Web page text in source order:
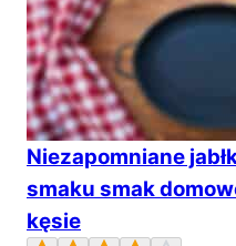
Niezapomniane
smaku smak
kęsie